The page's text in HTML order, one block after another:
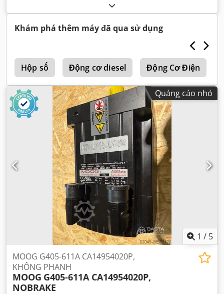
Khám phá thêm máy đã qua sử dụng
Hộp số Động cơ diesel Động Cơ Điện
Quảng cáo nhỏ
1 / 5
MOOG G405-611A CA14954020P,
KHÔNG PHANH
MOOG G405-611A CA14954020P,
NOBRAKE